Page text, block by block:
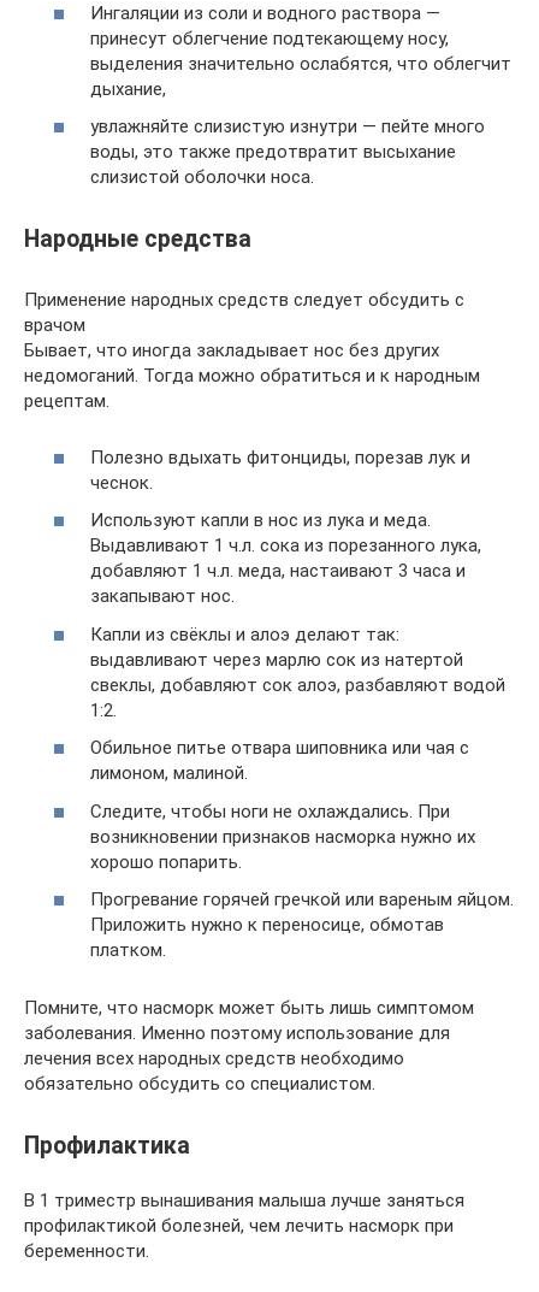
Ингаляции из соли и водного раствора —
принесут облегчение подтекающему носу,
выделения значительно ослабятся, что облегчит
дыхание,
увлажняйте слизистую изнутри — пейте много
воды, это также предотвратит высыхание
слизистой оболочки носа.
Народные средства
Применение народных средств следует обсудить с
врачом
Бывает, что иногда закладывает нос без других
недомоганий. Тогда можно обратиться и к народным
рецептам.
Полезно вдыхать фитонциды, порезав лук и
чеснок.
Используют капли в нос из лука и меда.
Выдавливают 1 ч.л. сока из порезанного лука,
добавляют 1 ч.л. меда, настаивают 3 часа и
закапывают нос.
Капли из свёклы и алоэ делают так:
выдавливают через марлю сок из натертой
свеклы, добавляют сок алоэ, разбавляют водой
1:2.
Обильное питье отвара шиповника или чая с
лимоном, малиной.
Следите, чтобы ноги не охлаждались. При
возникновении признаков насморка нужно их
хорошо попарить.
Прогревание горячей гречкой или вареным яйцом.
Приложить нужно к переносице, обмотав
платком.
Помните, что насморк может быть лишь симптомом
заболевания. Именно поэтому использование для
лечения всех народных средств необходимо
обязательно обсудить со специалистом.
Профилактика
В 1 триместр вынашивания малыша лучше заняться
профилактикой болезней, чем лечить насморк при
беременности.